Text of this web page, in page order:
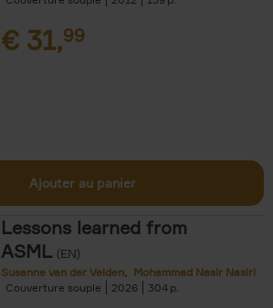
€ 31,99
Ajouter au panier
Lessons learned from
ASML (EN)
Susanne van der Velden
Mohammad Nasir Nasiri
Couverture souple
2026 304